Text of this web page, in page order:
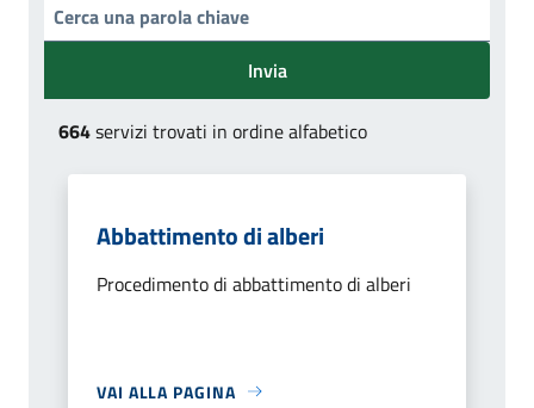
Invia
664servizi trovati in ordine alfabetico
Abbattimento di alberi
Procedimento di abbattimento di alberi
VAI ALLA PAGINA